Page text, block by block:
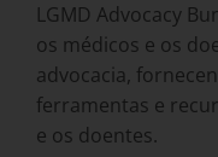
LGMD Advocacy
os médicos e os
advocacia,
ferramentas e
e os doentes.